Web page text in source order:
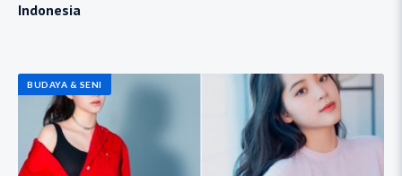
Indonesia
BUDAYA & SENI